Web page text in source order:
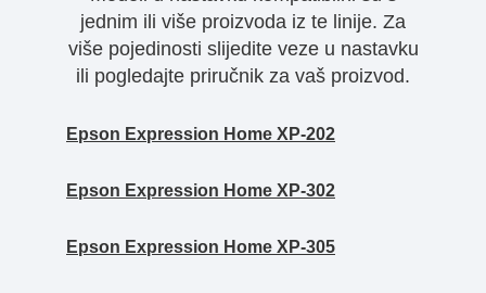
jednim ili više proizvoda iz te linije. Za
više pojedinosti slijedite veze u nastavku
ili pogledajte priručnik za vaš proizvod.
Epson Expression Home XP-202
Epson Expression Home XP-302
Epson Expression Home XP-305